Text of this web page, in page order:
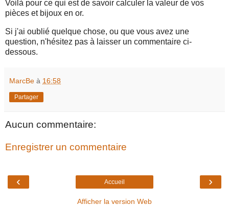
Voilà pour ce qui est de savoir calculer la valeur de vos
pièces et bijoux en or.
Si j'ai oublié quelque chose, ou que vous avez une
question, n'hésitez pas à laisser un commentaire ci-
dessous.
MarcBe à 16:58
Partager
Aucun commentaire:
Enregistrer un commentaire
‹ ›
Accueil
Afficher la version Web